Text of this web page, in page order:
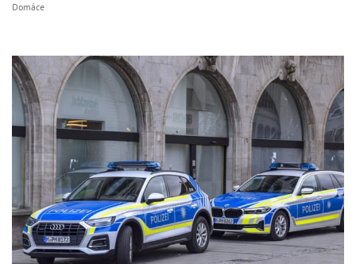
Domáce